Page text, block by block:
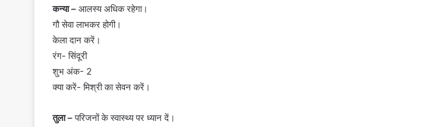
कन्या – आलस्य अधिक रहेगा।
गौ सेवा लाभकर होगी।
केला दान करें।
रंग- सिंदूरी
शुभ अंक- 2
क्या करें- मिश्री का सेवन करें।
तुला –परिजनों के स्वास्थ्य पर ध्यान दें।